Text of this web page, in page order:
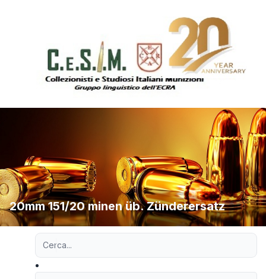
20mm 151/20 minen üb. Zünderersatz